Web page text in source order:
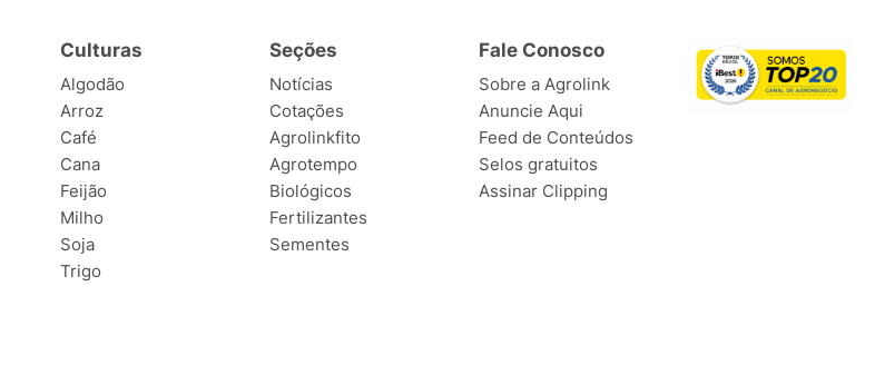
Culturas
Algodão
Arroz
Café
Cana
Feijão
Milho
Soja
Trigo
Seções
Notícias
Cotações
Agrolinkfito
Agrotempo
Biológicos
Fertilizantes
Sementes
Fale Conosco
Sobre a Agrolink
Anuncie Aqui
Feed de Conteúdos
Selos gratuitos
Assinar Clipping